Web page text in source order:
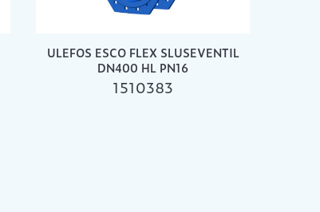
ULEFOS ESCO FLEX SLUSEVENTIL
DN400 HL PN16
1510383